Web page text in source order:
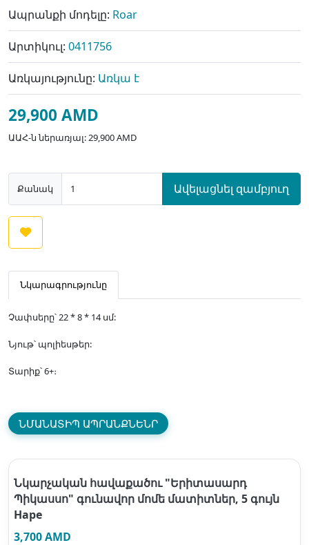
Ապրանքի մոդելը: Roar
Արտիկուլ: 0411756
Առկայությունը: Առկա է
29,900 AMD
ԱԱՀ-ն ներառյալ: 29,900 AMD
Քանակ Ավելացնել զամբյուղ
Նկարագրությունը
Չափսերը՝ 22 * 8 * 14 սմ:
Նյութ՝ պոլիեսթեր:
Տարիք՝ 6+։
ՆՄԱՆԱՏԻՊ ԱՊՐԱՆՔՆԵՆՐ
Նկարչական հավաքածու "Երիտասարդ
Պիկասսո" գունավոր մոմե մատիտներ, 5 գույն
Hape
3,700 AMD